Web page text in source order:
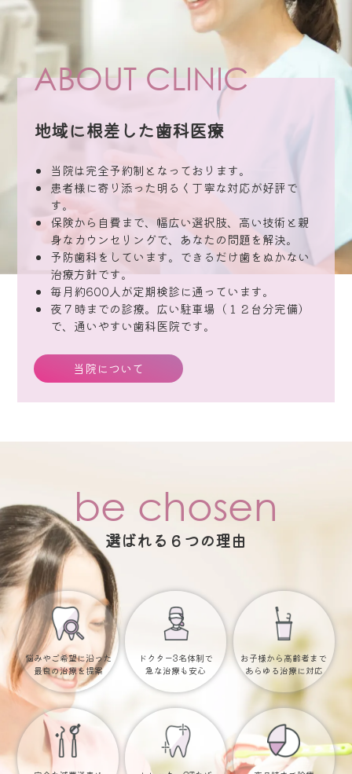
#ママ
ABOUT CLINIC
地域に根差した歯科医療
当院は完全予約制となっております。
患者様に寄り添った明るく丁寧な対応が好評で
す。
保険から自費まで、幅広い選択肢、高い技術と親
身なカウンセリングで、あなたの問題を解決。
予防歯科をしています。できるだけ歯をぬかない
治療方針です。
毎月約600人が定期検診に通っています。
夜７時までの診療。広い駐車場（１２台分完備）
で、通いやすい歯科医院です。
当院について
be chosen
選ばれる６つの理由
悩みやご希望に沿った
最良の治療を提案
ドクター3名体制で
急な治療も安心
お子様から高齢者まで
あらゆる治療に対応